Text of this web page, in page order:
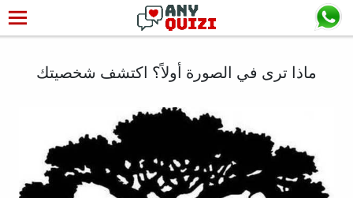
ماذا ترى في الصورة أولاً؟ اكتشف شخصيتك